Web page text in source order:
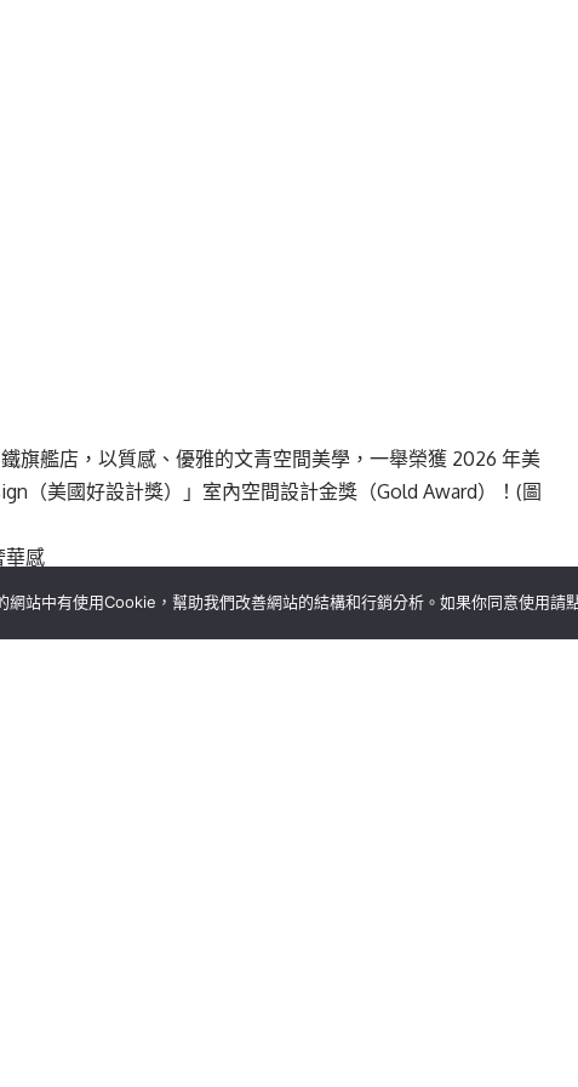
旗艦店，以質感、優雅的文青空間美學，一舉榮獲 2026 年美
（美國好設計獎）」室內空間設計金獎（Gold Award）！(圖
華感
充滿當代美感的絕美品茶空間。這裡為匆忙的上班族與三五好
網站中有使用Cookie，幫助我們改善網站的結構和行銷分析。如果你同意使用請